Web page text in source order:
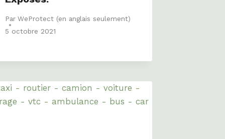
Par WeProtect (en anglais seulement)
5 octobre 2021